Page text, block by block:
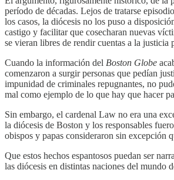
período de décadas. Lejos de tratarse
los casos, la diócesis no los puso a
castigo y facilitar que cosecharan nuevas
se vieran libres de rendir cuentas a la
Cuando la información del Boston Globe
comenzaron a surgir personas que pedían
impunidad de criminales repugnantes, no
mal como ejemplo de lo que hay que hacer
Sin embargo, el cardenal Law no era una
la diócesis de Boston y los responsables
obispos y papas consideraron sin excepción
Que estos hechos espantosos puedan ser
las diócesis en distintas naciones del mundo